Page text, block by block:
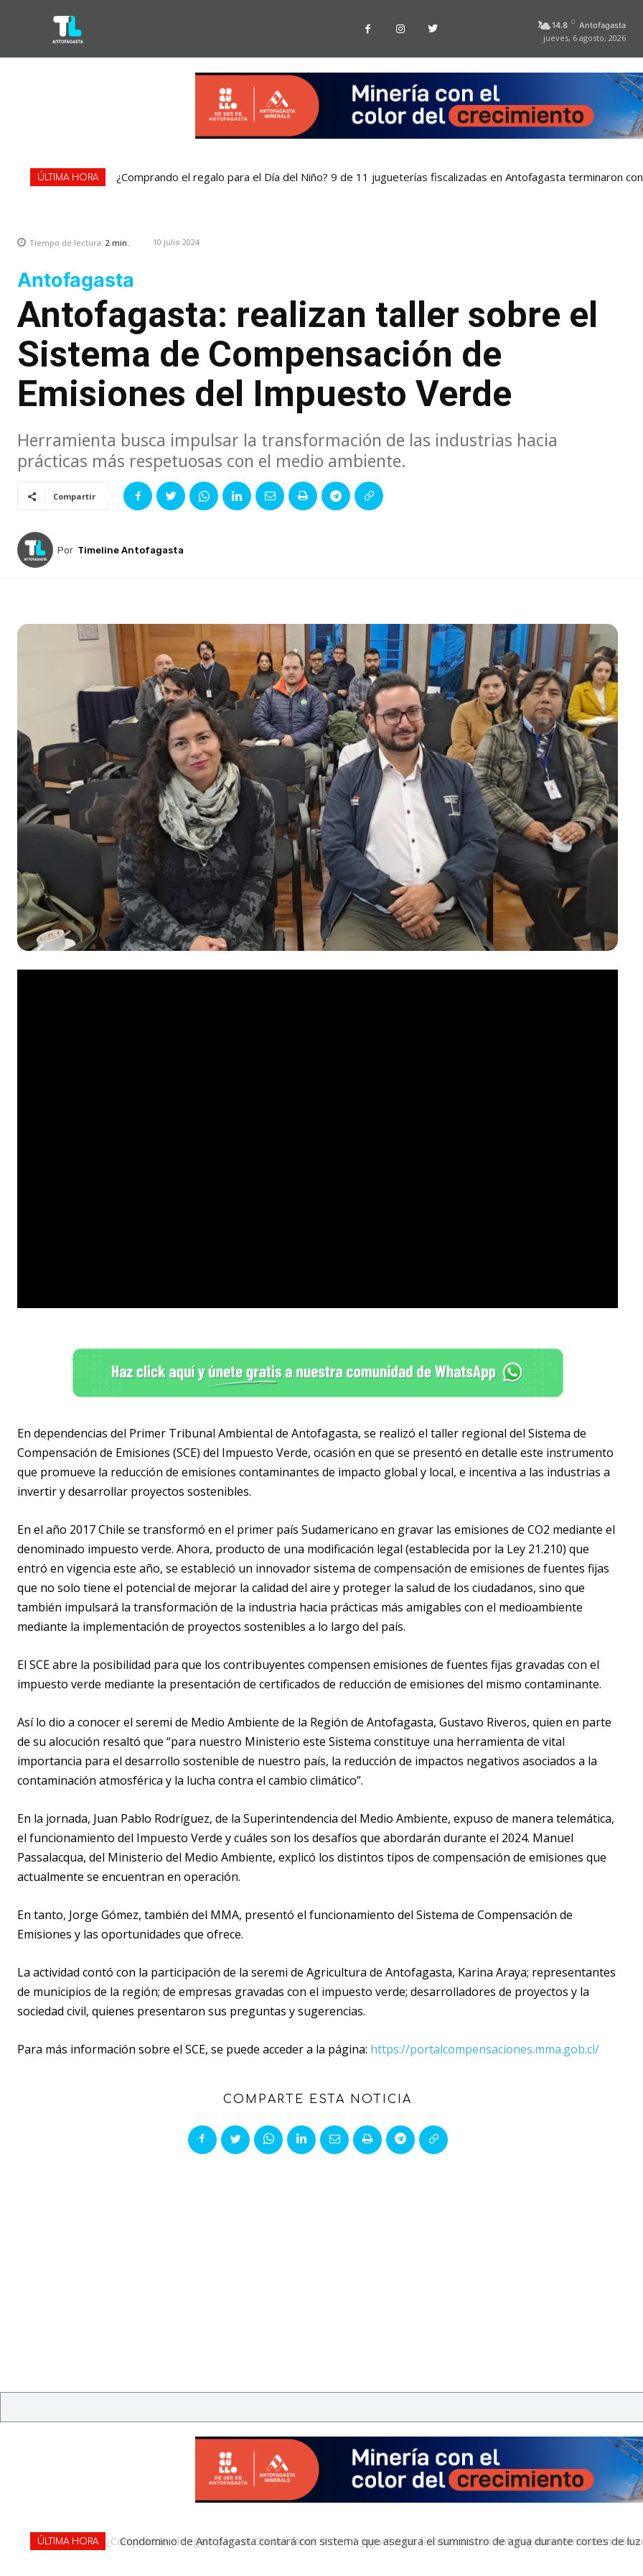
14.8 C Antofagasta
jueves, 6 agosto, 2026
ÚLTIMA HORA ¿Comprando el regalo para el Día del Niño? 9 de 11 jugueterías fiscalizadas en Antofagasta terminaron
Tiempo de lectura: 2 min. 10 julio 2024
Antofagasta
Antofagasta: realizan taller sobre el
Sistema de Compensación de
Emisiones del Impuesto Verde
Herramienta busca impulsar la transformación de las industrias hacia
prácticas más respetuosas con el medio ambiente.
Compartir
Por Timeline Antofagasta
En dependencias del Primer Tribunal Ambiental de Antofagasta, se realizó el taller regional del Sistema de
Compensación de Emisiones (SCE) del Impuesto Verde, ocasión en que se presentó en detalle este instrumento
que promueve la reducción de emisiones contaminantes de impacto global y local, e incentiva a las industrias a
invertir y desarrollar proyectos sostenibles.
En el año 2017 Chile se transformó en el primer país Sudamericano en gravar las emisiones de CO2 mediante el
denominado impuesto verde. Ahora, producto de una modificación legal (establecida por la Ley 21.210) que
entró en vigencia este año, se estableció un innovador sistema de compensación de emisiones de fuentes fijas
que no solo tiene el potencial de mejorar la calidad del aire y proteger la salud de los ciudadanos, sino que
también impulsará la transformación de la industria hacia prácticas más amigables con el medioambiente
mediante la implementación de proyectos sostenibles a lo largo del país.
El SCE abre la posibilidad para que los contribuyentes compensen emisiones de fuentes fijas gravadas con el
impuesto verde mediante la presentación de certificados de reducción de emisiones del mismo contaminante.
Así lo dio a conocer el seremi de Medio Ambiente de la Región de Antofagasta, Gustavo Riveros, quien en parte
de su alocución resaltó que “para nuestro Ministerio este Sistema constituye una herramienta de vital
importancia para el desarrollo sostenible de nuestro país, la reducción de impactos negativos asociados a la
contaminación atmosférica y la lucha contra el cambio climático”.
En la jornada, Juan Pablo Rodríguez, de la Superintendencia del Medio Ambiente, expuso de manera telemática,
el funcionamiento del Impuesto Verde y cuáles son los desafíos que abordarán durante el 2024. Manuel
Passalacqua, del Ministerio del Medio Ambiente, explicó los distintos tipos de compensación de emisiones que
actualmente se encuentran en operación.
En tanto, Jorge Gómez, también del MMA, presentó el funcionamiento del Sistema de Compensación de
Emisiones y las oportunidades que ofrece.
La actividad contó con la participación de la seremi de Agricultura de Antofagasta, Karina Araya; representantes
de municipios de la región; de empresas gravadas con el impuesto verde; desarrolladores de proyectos y la
sociedad civil, quienes presentaron sus preguntas y sugerencias.
Para más información sobre el SCE, se puede acceder a la página: https://portalcompensaciones.mma.gob.cl/
COMPARTE ESTA NOTICIA